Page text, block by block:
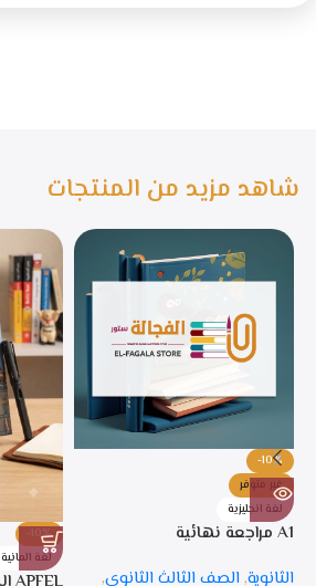
شاهد مزيد من المنتجات
-10%
غير متوفر
لغة انجليزية
A1 مراجعة نهائية
الثانوية, الصف الثالث الثانوي,
-10%
لغة المانية